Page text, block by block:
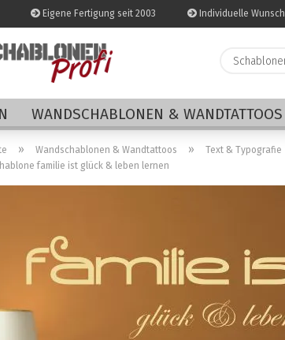
Eigene Fertigung seit 2003 Individuelle
WANDSCHABLONEN & WANDTATTOOS
» Wandschablonen & Wandtattoos » Text & Typografie
familie ist glück & leben lernen